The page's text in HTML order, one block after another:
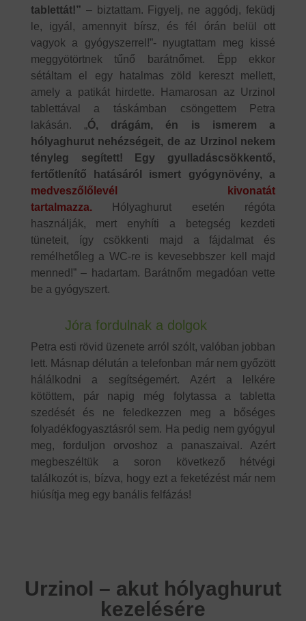
tablettát!” – biztattam. Figyelj, ne aggódj, feküdj
le, igyál, amennyit bírsz, és fél órán belül ott
vagyok a gyógyszerrel!”- nyugtattam meg kissé
meggyötörtnek tűnő barátnőmet. Épp ekkor
sétáltam el egy hatalmas zöld kereszt mellett,
amely a patikát hirdette. Hamarosan az Urzinol
tablettával a táskámban csöngettem Petra
lakásán. „Ó, drágám, én is ismerem a
hólyaghurut nehézségeit, de az Urzinol nekem
tényleg segített!
Egy gyulladáscsökkentő,
fertőtlenítő hatásáról ismert gyógynövény, a
medveszőlőlevél kivonatát
tartalmazza.
Hólyaghurut esetén régóta
használják, mert enyhíti a betegség kezdeti
tüneteit, így csökkenti majd a fájdalmat és
remélhetőleg a WC-re is kevesebbszer kell majd
menned!” – hadartam. Barátnőm megadóan vette
be a gyógyszert.
Jóra fordulnak a dolgok
Petra esti rövid üzenete arról szólt, valóban jobban
lett. Másnap délután a telefonban már nem győzött
hálálkodni a segítségemért. Azért a lelkére
kötöttem, pár napig még folytassa a tabletta
szedését és ne feledkezzen meg a bőséges
folyadékfogyasztásról sem. Ha pedig nem gyógyul
meg, forduljon orvoshoz a panaszaival. Azért
megbeszéltük a soron következő hétvégi
találkozót is, bízva, hogy ezt a feketézést már nem
hiúsítja meg egy banális felfázás!
Urzinol – akut hólyaghurut
kezelésére